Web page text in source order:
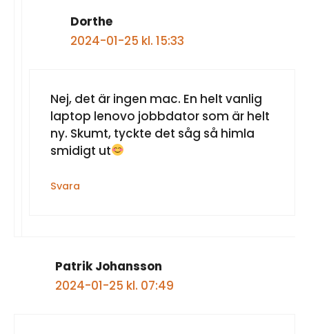
Dorthe
2024-01-25 kl. 15:33
Nej, det är ingen mac. En helt vanlig
laptop lenovo jobbdator som är helt
ny. Skumt, tyckte det såg så himla
smidigt ut
Svara
Patrik Johansson
2024-01-25 kl. 07:49